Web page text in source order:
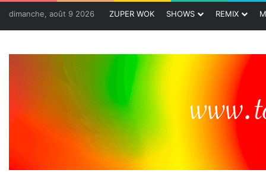
dimanche, août 9 2026 ZUPER WOK SHOWS REMIX